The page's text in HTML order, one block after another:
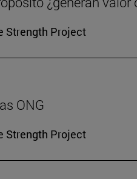
Strength Project
ONG
Strength Project